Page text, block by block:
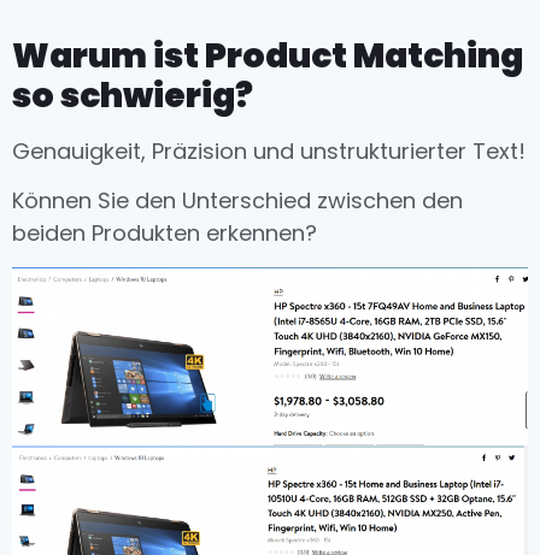
Warum ist Product Matching
so schwierig?
Genauigkeit, Präzision und unstrukturierter Text!
Können Sie den Unterschied zwischen den
beiden Produkten erkennen?